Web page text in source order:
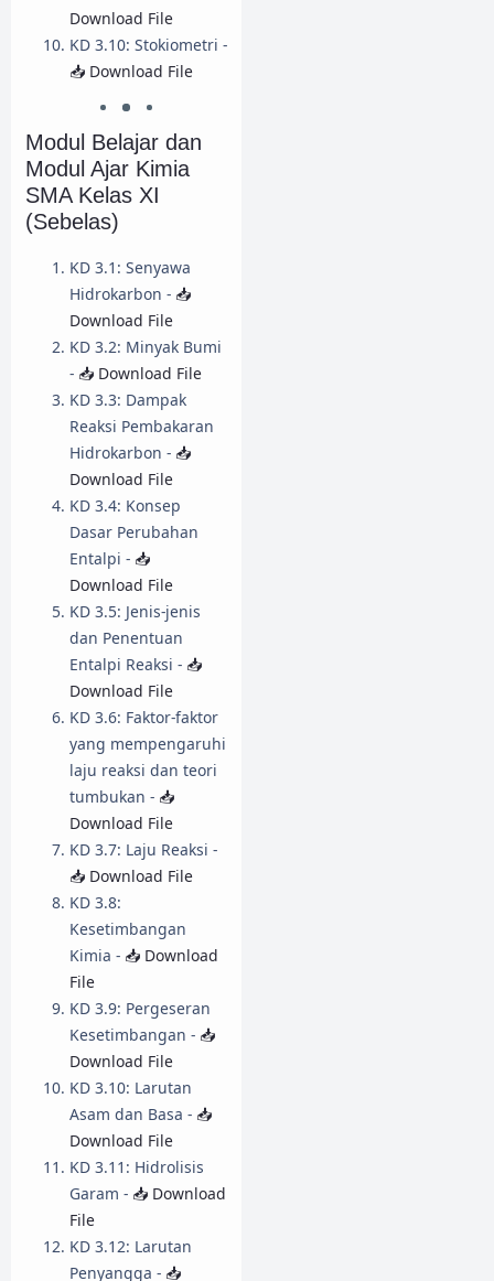
Download File
KD 3.10: Stokiometri -
📥 Download File
Modul Belajar dan
Modul Ajar Kimia
SMA Kelas XI
(Sebelas)
KD 3.1: Senyawa
Hidrokarbon - 📥
Download File
KD 3.2: Minyak Bumi
- 📥 Download File
KD 3.3: Dampak
Reaksi Pembakaran
Hidrokarbon - 📥
Download File
KD 3.4: Konsep
Dasar Perubahan
Entalpi - 📥
Download File
KD 3.5: Jenis-jenis
dan Penentuan
Entalpi Reaksi - 📥
Download File
KD 3.6: Faktor-faktor
yang mempengaruhi
laju reaksi dan teori
tumbukan - 📥
Download File
KD 3.7: Laju Reaksi -
📥 Download File
KD 3.8:
Kesetimbangan
Kimia - 📥 Download
File
KD 3.9: Pergeseran
Kesetimbangan - 📥
Download File
KD 3.10: Larutan
Asam dan Basa - 📥
Download File
KD 3.11: Hidrolisis
Garam - 📥 Download
File
KD 3.12: Larutan
Penyangga - 📥